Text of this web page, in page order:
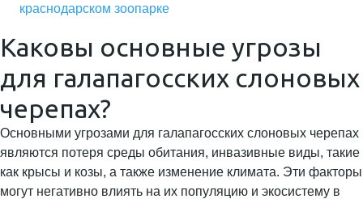
краснодарском зоопарке
Каковы основные угрозы
для галапагосских слоновых
черепах?
Основными угрозами для галапагосских слоновых черепах
являются потеря среды обитания, инвазивные виды, такие
как крысы и козы, а также изменение климата. Эти факторы
могут негативно влиять на их популяцию и экосистему в